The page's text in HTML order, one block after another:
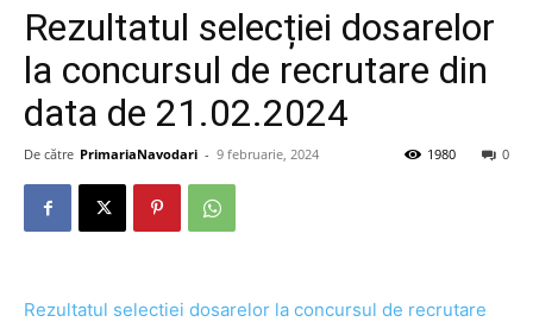
Rezultatul selecției dosarelor
la concursul de recrutare din
data de 21.02.2024
De către PrimariaNavodari - 9 februarie, 2024 0
1980
Rezultatul selectiei dosarelor la concursul de recrutare